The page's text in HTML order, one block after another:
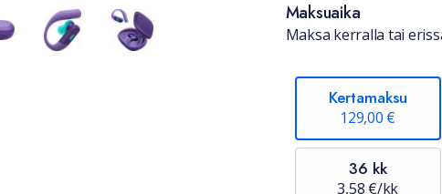
Maksuaika
Maksa kerralla tai
Kertamaksu
129,00 €
36 kk
3,58 €/kk